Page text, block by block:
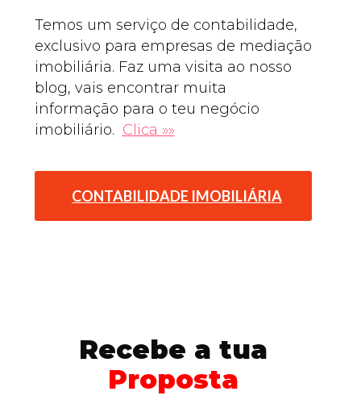
Temos um serviço de contabilidade,
exclusivo para empresas de mediação
imobiliária. Faz uma visita ao nosso
blog, vais encontrar muita
informação para o teu negócio
imobiliário. Clica »»
CONTABILIDADE IMOBILIÁRIA
Recebe a tua
Proposta